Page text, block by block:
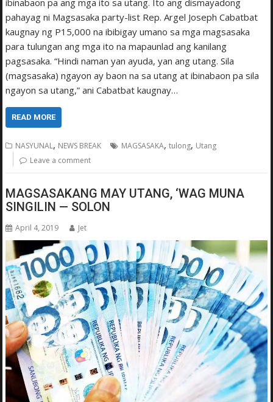
pahayag ni Magsasaka party-list Rep. Argel Joseph Cabatbat
kaugnay ng P15,000 na ibibigay umano sa mga magsasaka
para tulungan ang mga ito na mapaunlad ang kanilang
pagsasaka. “Hindi naman yan ayuda, yan ang utang. Sila
(magsasaka) ngayon ay baon na sa utang at ibinabaon pa sila
ngayon sa utang,” ani Cabatbat kaugnay…
READ MORE
NASYUNAL, NEWS BREAK MAGSASAKA,tulong, Utang
Leave a comment
MAGSASAKANG MAY UTANG, ‘WAG MUNA
SINGILIN — SOLON
April 4, 2019 Jet